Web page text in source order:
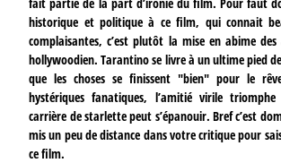
historique et politique à ce film, qui connait
complaisantes, c’est plutôt la mise en abime
hollywoodien. Tarantino se livre à un ultime pied
que les choses se finissent "bien" pour le
hystériques fanatiques, l’amitié virile
carrière de starlette peut s’épanouir. Bref c’est
mis un peu de distance dans votre critique pour
ce film.